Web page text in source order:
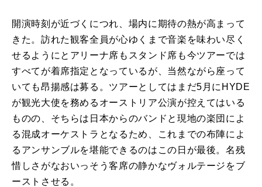
開演時刻が近づくにつれ、場内に期待の熱が高まって
きた。訪れた観客全員が心ゆくまで音楽を味わい尽く
せるようにとアリーナ席もスタンド席も今ツアーでは
すべてが着席指定となっているが、当然ながら座って
いても昂揚感は募る。ツアーとしてはまだ5月にHYDE
が観光大使を務めるオーストリア公演が控えてはいる
ものの、そちらは日本からのバンドと現地の楽団によ
る混成オーケストラとなるため、これまでの布陣によ
るアンサンブルを堪能できるのはこの日が最後。名残
惜しさがなおいっそう客席の静かなヴォルテージをブ
ーストさせる。